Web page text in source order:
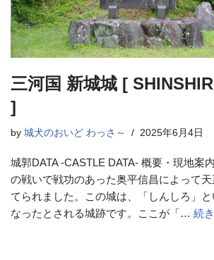
三河国 新城城 [
]
by 城犬のおいど わっさ～ 2025年6月4日
城郭DATA -CASTLE DATA- 概要・現地案
の戦いで戦功のあった奥平信昌によって
てられました。この城は、「しんしろ」
なったとされる城跡です。ここが「… 続